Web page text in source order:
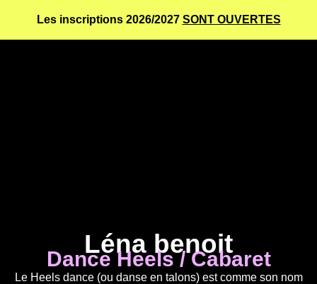
Les inscriptions 2026/2027 SONT OUVERTES
Léna benoit
Dance Heels / Cabaret
Le Heels dance (ou danse en talons) est comme son nom